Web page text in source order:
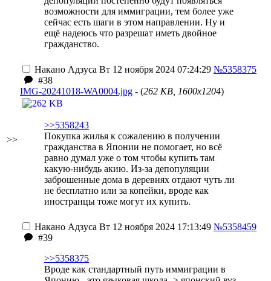
возможности для иммиграции, тем более уже
сейчас есть шаги в этом направлении. Ну и
ещё надеюсь что разрешат иметь двойное
гражданство.
>>
Накано Адзуса Вт 12 ноября 2024 07:24:29 №5358375
#38
IMG-20241018-WA0004.jpg - (262 KB, 1600x1204)
>>5358243
Покупка жилья к сожалению в получении
гражданства в Японии не помогает, но всё
равно думал уже о том чтобы купить там
какую-нибудь акию. Из-за депопуляции
заброшенные дома в деревнях отдают чуть ли
не бесплатно или за копейки, вроде как
иностранцы тоже могут их купить.
Накано Адзуса Вт 12 ноября 2024 17:13:49 №5358459
#39
>>5358375
Вроде как стандартный путь иммиграции в